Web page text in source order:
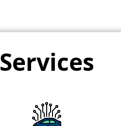
Services